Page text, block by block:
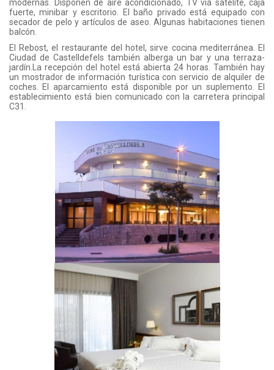
modernas. Disponen de aire acondicionado, TV vía satélite, caja
fuerte, minibar y escritorio. El baño privado está equipado con
secador de pelo y artículos de aseo. Algunas habitaciones tienen
balcón.
El Rebost, el restaurante del hotel, sirve cocina mediterránea. El
Ciudad de Castelldefels también alberga un bar y una terraza-
jardín.La recepción del hotel está abierta 24 horas. También hay
un mostrador de información turística con servicio de alquiler de
coches. El aparcamiento está disponible por un suplemento. El
establecimiento está bien comunicado con la carretera principal
C31.